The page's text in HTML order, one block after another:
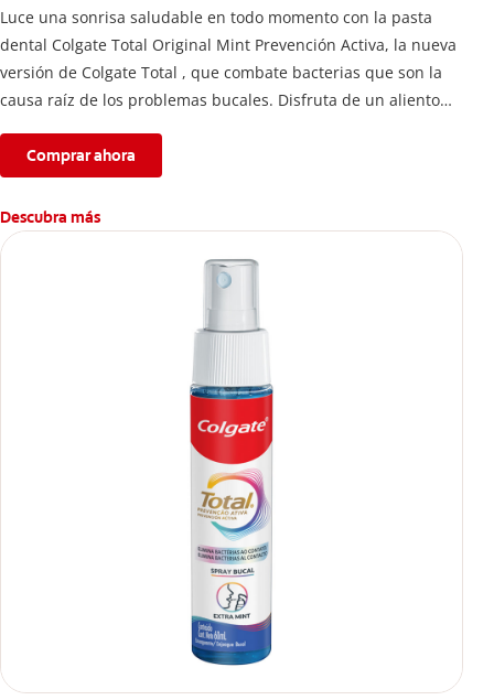
Luce una sonrisa saludable en todo momento con la pasta
dental Colgate Total Original Mint Prevención Activa, la nueva
versión de Colgate Total , que combate bacterias que son la
causa raíz de los problemas bucales. Disfruta de un aliento
fórmula con desempeño superior**** de la pasta de dientes
Colgate Total que te ofrece 24 horas** de protección
antibacterial.
****Vs crema dental regular con flúor sin ingrediente
**Con el cepillado 2 veces por día y uso continuo por 4
Comprar ahora
Descubra más